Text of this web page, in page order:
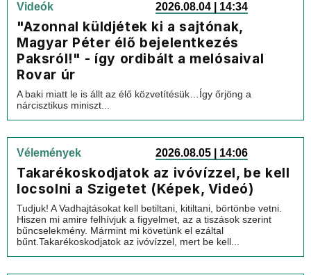
Videók 2026.08.04 | 14:34
"Azonnal küldjétek ki a sajtónak,
Magyar Péter élő bejelentkezés
Paksról!" - így ordibált a melósaival
Rovar úr
A baki miatt le is állt az élő közvetítésük…Így őrjöng a
nárcisztikus miniszt...
Vélemények 2026.08.05 | 14:06
Takarékoskodjatok az ivóvízzel, be kell
locsolni a Szigetet (Képek, Videó)
Tudjuk! A Vadhajtásokat kell betiltani, kitiltani, börtönbe vetni.
Hiszen mi amire felhívjuk a figyelmet, az a tiszások szerint
bűncselekmény. Mármint mi követünk el ezáltal
bűnt.Takarékoskodjatok az ivóvízzel, mert be kell...